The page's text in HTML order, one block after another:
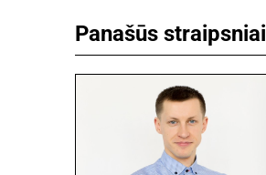
įrašų
Panašūs straipsniai